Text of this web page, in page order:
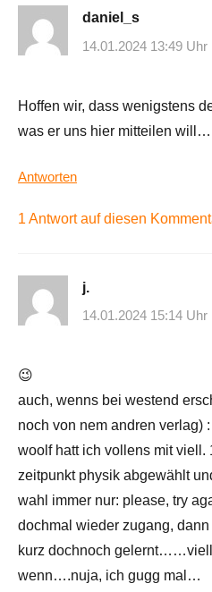
daniel_s
14.01.2024 13:49 Uhr
Hoffen wir, dass wenigstens
was er uns hier mitteilen will…
Antworten
1 Antwort auf diesen
j.
14.01.2024 15:14 Uhr
😉
auch, wenns bei westend
noch von nem andren verlag)
woolf hatt ich vollens mit viell.
zeitpunkt physik abgewählt
wahl immer nur: please, try
dochmal wieder zugang,
kurz dochnoch
wenn….nuja, ich gugg mal…